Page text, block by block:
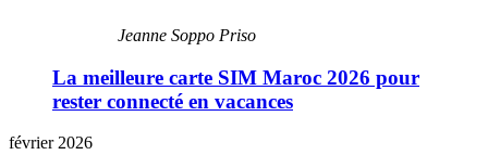
Jeanne Soppo Priso
La meilleure carte SIM Maroc 2026 pour
rester connecté en vacances
février 2026